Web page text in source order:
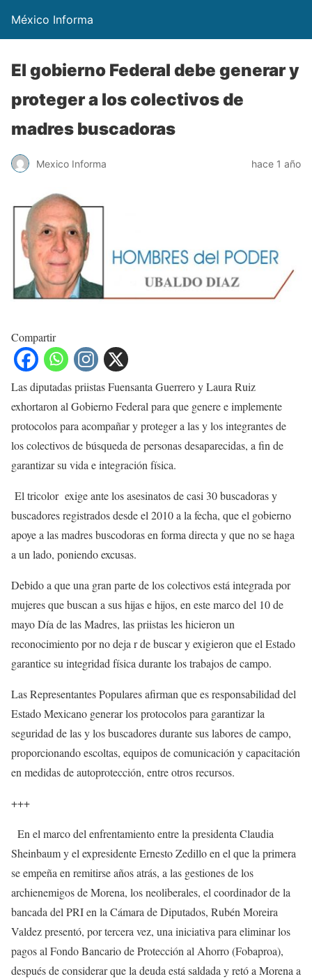
México Informa
El gobierno Federal debe generar y
proteger a los colectivos de
madres buscadoras
Mexico Informa hace 1 año
Compartir
Las diputadas priistas Fuensanta Guerrero y Laura Ruiz
exhortaron al Gobierno Federal para que genere e implemente
protocolos para acompañar y proteger a las y los integrantes de
los colectivos de búsqueda de personas desaparecidas, a fin de
garantizar su vida e integración física.
El tricolor exige ante los asesinatos de casi 30 buscadoras y
buscadores registrados desde el 2010 a la fecha, que el gobierno
apoye a las madres buscodoras en forma directa y que no se haga
a un lado, poniendo excusas.
Debido a que una gran parte de los colectivos está integrada por
mujeres que buscan a sus hijas e hijos, en este marco del 10 de
mayo Día de las Madres, las priistas les hicieron un
reconocimiento por no deja r de buscar y exigieron que el Estado
garantice su integridad física durante los trabajos de campo.
Las Representantes Populares afirman que es responsabilidad del
Estado Mexicano generar los protocolos para garantizar la
seguridad de las y los buscadores durante sus labores de campo,
proporcionando escoltas, equipos de comunicación y capacitación
en medidas de autoprotección, entre otros recursos.
+++
En el marco del enfrentamiento entre la presidenta Claudia
Sheinbaum y el expresidente Ernesto Zedillo en el que la primera
se empeña en remitirse años atrás, a las gestiones de los
archienemigos de Morena, los neoliberales, el coordinador de la
bancada del PRI en la Cámara de Diputados, Rubén Moreira
Valdez presentó, por tercera vez, una iniciativa para eliminar los
pagos al Fondo Bancario de Protección al Ahorro (Fobaproa),
después de considerar que la deuda está saldada y retó a Morena a